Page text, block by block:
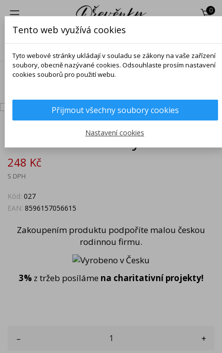
0
Domů Dárky a dekorace Náušnice
Náušnice Kačenky
248 Kč
S DPH
Kód: 027
EAN: 8596157056615
Zakoupením produktu podpoříte malou českou
rodinnou firmu.
3%z tržeb posíláme na charitativní projekty!
– +
Tento web využívá cookies
Tyto webové stránky ukládají v souladu se zákony na vaše zařízení
soubory, obecně nazývané cookies. Odsouhlaste prosím nastavení
cookies souborů pro použití webu.
Přijmout všechny soubory cookies
Nastavení cookies